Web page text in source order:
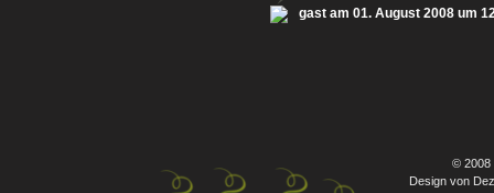
gast am 01. August 2008 um
© 2008
Design von